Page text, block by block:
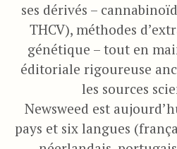
ses dérivés –
THCV), méthodes
génétique – tout en
éditoriale rigoureuse
les sources
Newsweed est
pays et six langues